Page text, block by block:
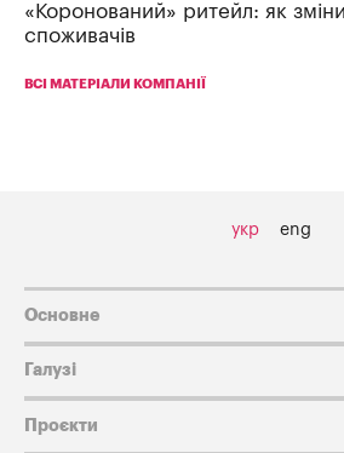
«Коронований» ритейл: як
споживачів
ВСІ МАТЕРІАЛИ КОМПАНІЇ
укр eng
Основне
Галузі
Проєкти